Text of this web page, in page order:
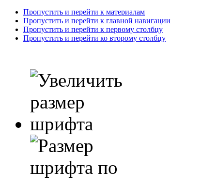
Пропустить и перейти к материалам
Пропустить и перейти к главной навигации
Пропустить и перейти к первому столбцу
Пропустить и перейти ко второму столбцу